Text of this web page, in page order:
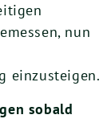
nun
einzusteigen.
sobald